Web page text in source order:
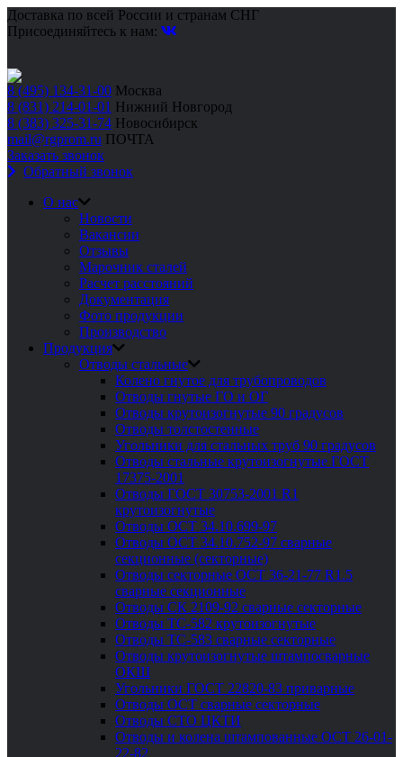
Доставка по всей России и странам СНГ
Присоединяйтесь к нам:
8 (495) 134-31-00 Москва
8 (831) 214-01-01 Нижний Новгород
8 (383) 325-31-74 Новосибирск
mail@rgprom.ru ПОЧТА
Заказать звонок
Обратный звонок
О нас
Новости
Вакансии
Отзывы
Марочник сталей
Расчет расстояний
Документация
Фото продукции
Производство
Продукция
Отводы стальные
Колено гнутое для трубопроводов
Отводы гнутые ГО и ОГ
Отводы крутоизогнутые 90 градусов
Отводы толстостенные
Угольники для стальных труб 90 градусов
Отводы стальные крутоизогнутые ГОСТ
17375-2001
Отводы ГОСТ 30753-2001 R1
крутоизогнутые
Отводы ОСТ 34.10.699-97
Отводы ОСТ 34.10.752-97 сварные
секционные (секторные)
Отводы секторные ОСТ 36-21-77 R1.5
сварные секционные
Отводы СК 2109-92 сварные секторные
Отводы ТС-582 крутоизогнутые
Отводы ТС-583 сварные секторные
Отводы крутоизогнутые штампосварные
ОКШ
Угольники ГОСТ 22820-83 приварные
Отводы ОСТ сварные секторные
Отводы СТО ЦКТИ
Отводы и колена штампованные ОСТ 26-01-
22-82